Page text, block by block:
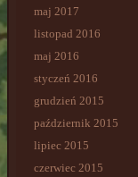
maj 2017
listopad 2016
maj 2016
styczeń 2016
grudzień 2015
październik 2015
lipiec 2015
czerwiec 2015